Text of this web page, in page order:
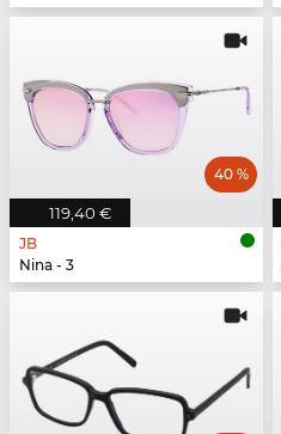
119,40 €
40 %
JB
Nina - 3